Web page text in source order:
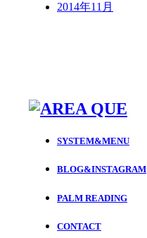
2014年11月
SYSTEM&MENU
BLOG&INSTAGRAM
PALM READING
CONTACT